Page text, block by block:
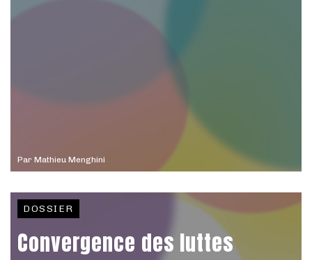
Par Mathieu Menghini
DOSSIER
Convergence des luttes